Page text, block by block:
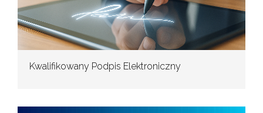
Kwalifikowany Podpis Elektroniczny